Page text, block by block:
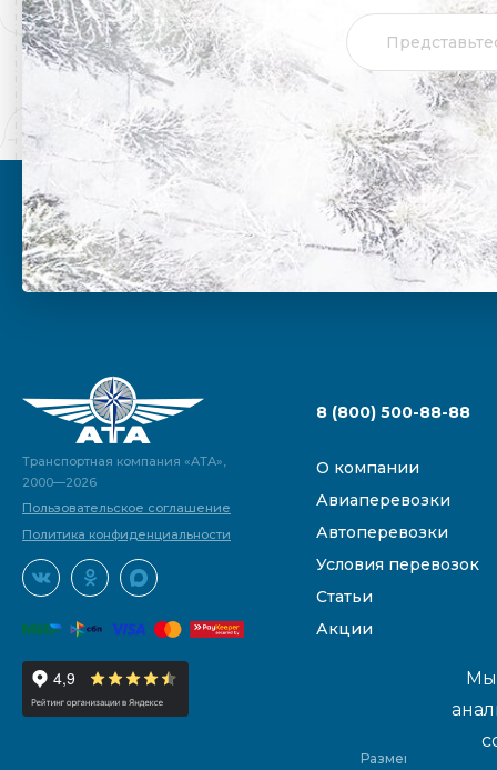
Транспортная компания «АТА»,
2000—2026
Пользовательское соглашение
Политика конфиденциальности
8 (800) 500-88-88
О компании
Авиаперевозки
Автоперевозки
Условия перевозок
Статьи
Акции
Размещенные на
Мы